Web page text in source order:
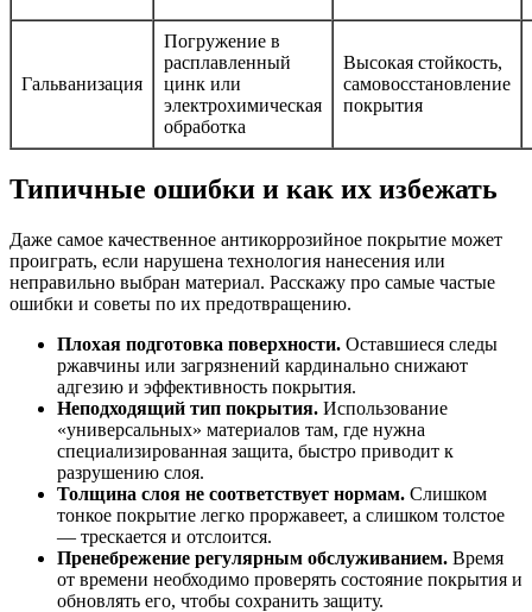
Гальванизация
Погружение в
расплавленный
цинк или
электрохимическая
обработка
Высокая стойкость,
самовосстановление
покрытия
Типичные ошибки и как их избежать
Даже самое качественное антикоррозийное покрытие может
проиграть, если нарушена технология нанесения или
неправильно выбран материал. Расскажу про самые частые
ошибки и советы по их предотвращению.
Плохая подготовка поверхности. Оставшиеся следы
ржавчины или загрязнений кардинально снижают
адгезию и эффективность покрытия.
Неподходящий тип покрытия. Использование
«универсальных» материалов там, где нужна
специализированная защита, быстро приводит к
разрушению слоя.
Толщина слоя не соответствует нормам. Слишком
тонкое покрытие легко проржавеет, а слишком толстое
— трескается и отслоится.
Пренебрежение регулярным обслуживанием. Время
от времени необходимо проверять состояние покрытия и
обновлять его, чтобы сохранить защиту.